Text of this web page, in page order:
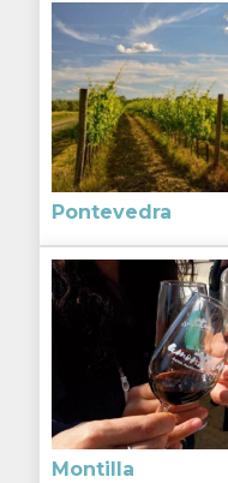
Pontevedra
Montilla